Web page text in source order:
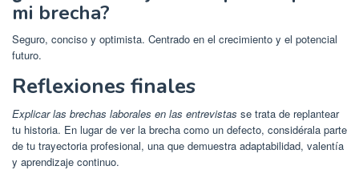
mi brecha?
Seguro, conciso y optimista. Centrado en el crecimiento y el potencial
futuro.
Reflexiones finales
Explicar las brechas laborales en las entrevistas se trata de replantear
tu historia. En lugar de ver la brecha como un defecto, considérala parte
de tu trayectoria profesional, una que demuestra adaptabilidad, valentía
y aprendizaje continuo.